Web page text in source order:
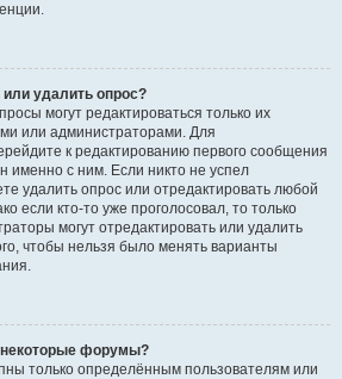
или удалить опрос?
могут редактироваться только их
или администраторами. Для
к редактированию первого сообщения
именно с ним. Если никто не успел
удалить опрос или отредактировать любой
если кто-то уже проголосовал, то только
могут отредактировать или удалить
чтобы нельзя было менять варианты
форумы?
только определённым пользователям или